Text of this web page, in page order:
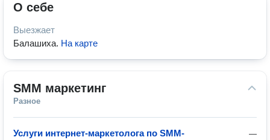
О себе
Выезжает
Балашиха. На карте
SMM маркетинг
Разное
—
Услуги интернет-маркетолога по SMM-